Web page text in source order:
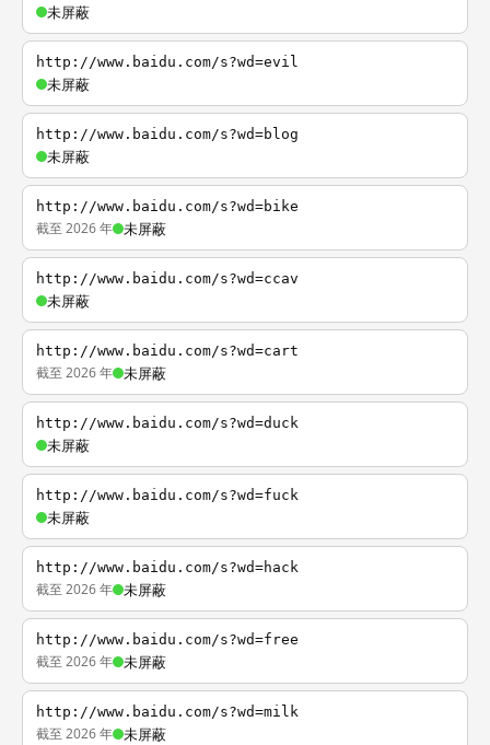
未屏蔽
http://www.baidu.com/s?wd=evil
未屏蔽
http://www.baidu.com/s?wd=blog
未屏蔽
http://www.baidu.com/s?wd=bike
截至 2026 年 未屏蔽
http://www.baidu.com/s?wd=ccav
未屏蔽
http://www.baidu.com/s?wd=cart
截至 2026 年 未屏蔽
http://www.baidu.com/s?wd=duck
未屏蔽
http://www.baidu.com/s?wd=fuck
未屏蔽
http://www.baidu.com/s?wd=hack
截至 2026 年 未屏蔽
http://www.baidu.com/s?wd=free
截至 2026 年 未屏蔽
http://www.baidu.com/s?wd=milk
截至 2026 年 未屏蔽